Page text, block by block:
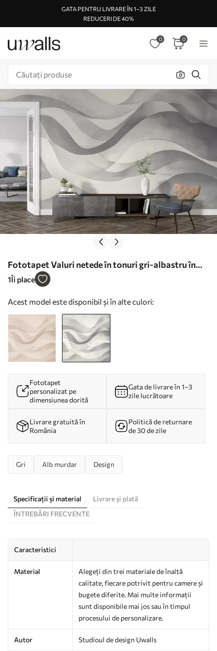
GATA PENTRU LIVRARE ÎN 1–3 ZILE
REDUCERI DE 40%
0 0
Fototapet Valuri netede în tonuri gri-albastru în
stil acuarelă Nr. w08564v1
1Îi place
Acest model este disponibil și în alte culori:
Fototapet
personalizat pe
dimensiunea dorită
Gata de livrare în 1–3
zile lucrătoare
Livrare gratuită în
România
Politică de returnare
de 30 de zile
Gri Alb murdar Design
Specificații și material
Livrare și plată
ÎNTREBĂRI FRECVENTE
Caracteristici
Material
Alegeți din trei materiale de înaltă
calitate, fiecare potrivit pentru camere și
bugete diferite. Mai multe informații
sunt disponibile mai jos sau în timpul
procesului de personalizare.
Autor Studioul de design Uwalls